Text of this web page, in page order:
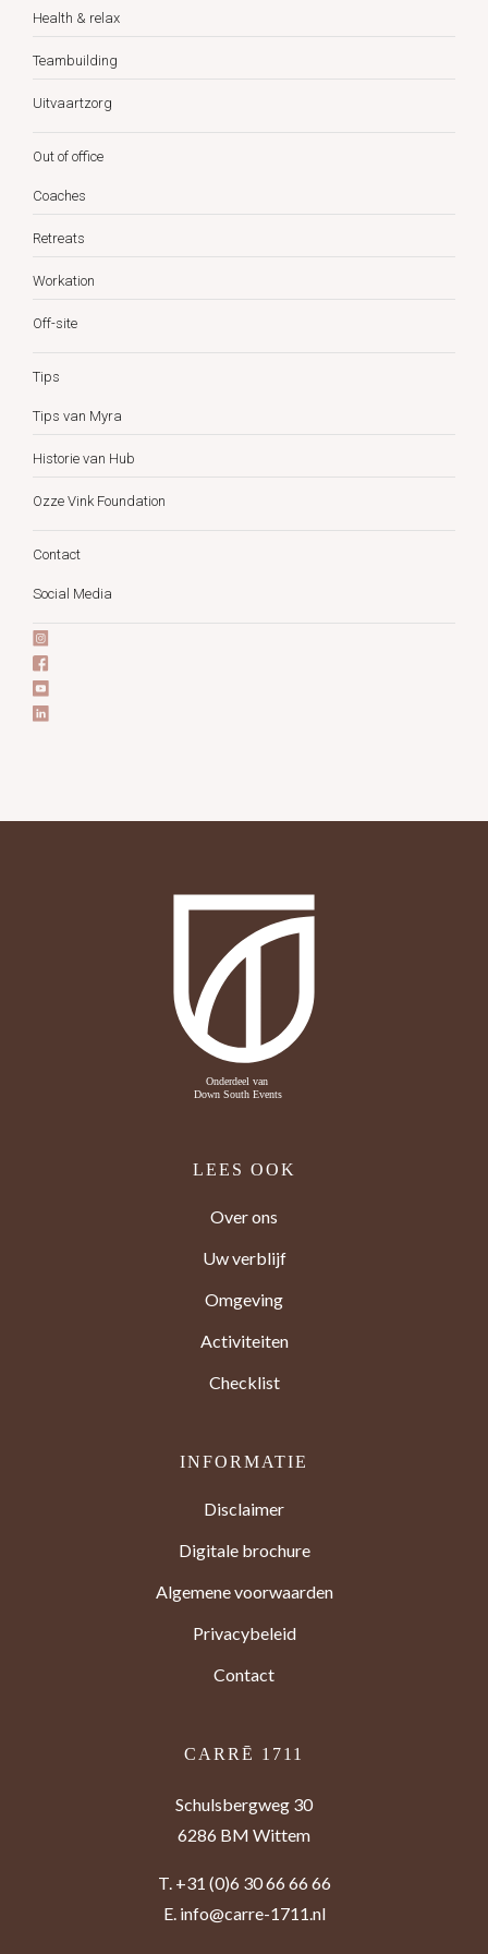
Health & relax
Teambuilding
Uitvaartzorg
Out of office
Coaches
Retreats
Workation
Off-site
Tips
Tips van Myra
Historie van Hub
Ozze Vink Foundation
Contact
Social Media
LEES OOK
Over ons
Uw verblijf
Omgeving
Activiteiten
Checklist
INFORMATIE
Disclaimer
Digitale brochure
Algemene voorwaarden
Privacybeleid
Contact
CARRĒ 1711
Schulsbergweg 30
6286 BM Wittem
T. +31 (0)6 30 66 66 66
E. info@carre-1711.nl